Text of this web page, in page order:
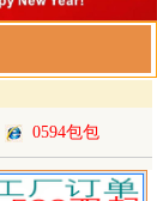
0594包包